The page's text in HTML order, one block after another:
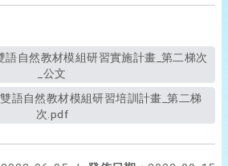
_公文
次.pdf